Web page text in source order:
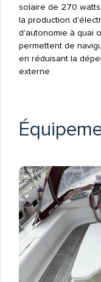
solaire de 270
la production
d'autonomie à quai
permettent de
en réduisant la
externe.